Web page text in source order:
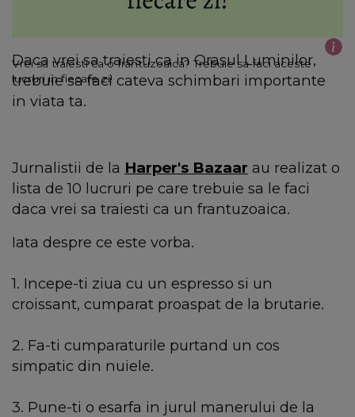
Vrei sa traiesti ca o frantuzoaica? Trebuie sa faci aceste
lucruri in fiecare zi!
Daca vrei sa traiesti ca in Orasul Luminilor,
trebuie sa faci cateva schimbari importante
in viata ta.
Jurnalistii de la Harper's Bazaar au realizat o
lista de 10 lucruri pe care trebuie sa le faci
daca vrei sa traiesti ca un frantuzoaica.
Iata despre ce este vorba.
1. Incepe-ti ziua cu un espresso si un
croissant, cumparat proaspat de la brutarie.
2. Fa-ti cumparaturile purtand un cos
simpatic din nuiele.
3. Pune-ti o esarfa in jurul manerului de la